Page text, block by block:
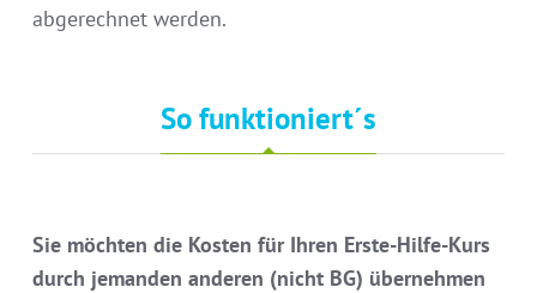
abgerechnet werden.
So funktioniert´s
Sie möchten die Kosten für Ihren Erste-Hilfe-Kurs
durch jemanden anderen (nicht BG) übernehmen